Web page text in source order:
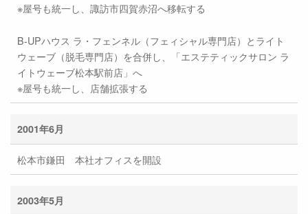
※屋号も統一し、諏訪市四賀赤沼へ移転する
B-UPハウス ラ・フェンネル（フェィシャル専門店）とライト
ウェーブ（脱毛専門店）を合併し、「エステティックサロン ラ
イトウェーブ松本駅前店」へ
※屋号も統一し、店舗拡張する
2001年6月
松本市鎌田 本社オフィスを開設
2003年5月